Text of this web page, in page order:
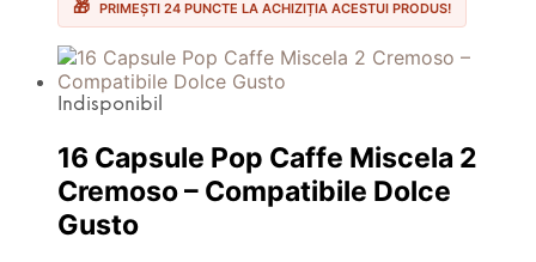
28.00 lei.
PRIMEȘTI 24 PUNCTE LA ACHIZIȚIA ACESTUI PRODUS!
Indisponibil
16 Capsule Pop Caffe Miscela 2
Cremoso – Compatibile Dolce
Gusto